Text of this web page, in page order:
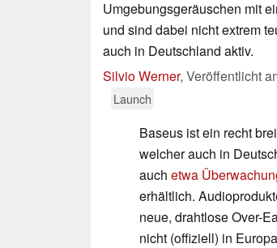
Umgebungsgeräuschen mit
und sind dabei nicht extrem
auch in Deutschland aktiv.
Silvio Werner, Veröffentlicht
Launch
Baseus ist ein recht
welcher auch in
auch etwa
erhältlich.
neue, drahtlose Over-
nicht (offiziell) in